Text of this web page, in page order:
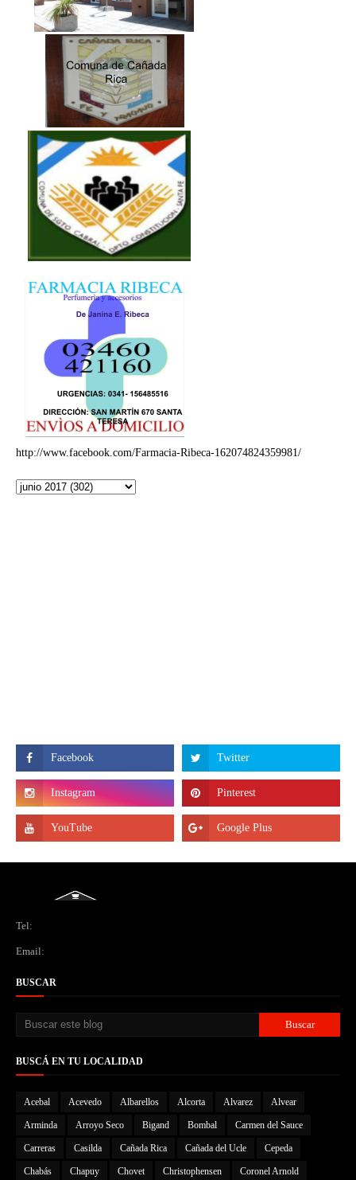
http://www.facebook.com/Farmacia-Ribeca-162074824359981/
Tel:
Email:
BUSCAR
BUSCÁ EN TU LOCALIDAD
Acebal Acevedo Albarellos Alcorta Alvarez Alvear
Arminda Arroyo Seco Bigand Bombal Carmen del Sauce
Carreras Casilda Cañada Rica Cañada del Ucle Cepeda
Chabás Chapuy Chovet Christophensen Coronel Arnold